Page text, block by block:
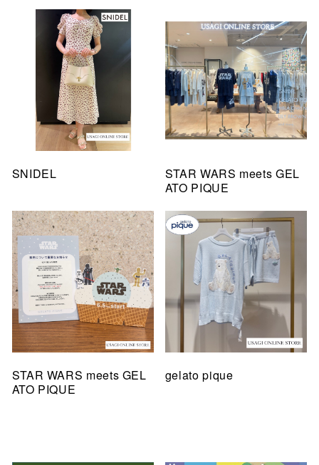
SNIDEL
STAR WARS meets GEL
ATO PIQUE
STAR WARS meets GEL
ATO PIQUE
gelato pique